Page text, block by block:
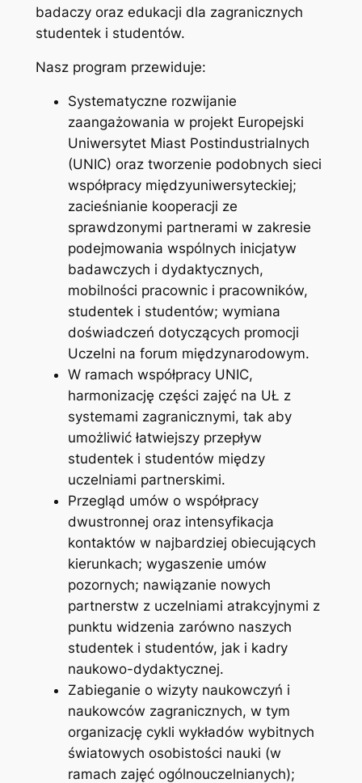
badaczy oraz edukacji dla zagranicznych
studentek i studentów.
Nasz program przewiduje:
Systematyczne rozwijanie
zaangażowania w projekt Europejski
Uniwersytet Miast Postindustrialnych
(UNIC) oraz tworzenie podobnych sieci
współpracy międzyuniwersyteckiej;
zacieśnianie kooperacji ze
sprawdzonymi partnerami w zakresie
podejmowania wspólnych inicjatyw
badawczych i dydaktycznych,
mobilności pracownic i pracowników,
studentek i studentów; wymiana
doświadczeń dotyczących promocji
Uczelni na forum międzynarodowym.
W ramach współpracy UNIC,
harmonizację części zajęć na UŁ z
systemami zagranicznymi, tak aby
umożliwić łatwiejszy przepływ
studentek i studentów między
uczelniami partnerskimi.
Przegląd umów o współpracy
dwustronnej oraz intensyfikacja
kontaktów w najbardziej obiecujących
kierunkach; wygaszenie umów
pozornych; nawiązanie nowych
partnerstw z uczelniami atrakcyjnymi z
punktu widzenia zarówno naszych
studentek i studentów, jak i kadry
naukowo-dydaktycznej.
Zabieganie o wizyty naukowczyń i
naukowców zagranicznych, w tym
organizację cykli wykładów wybitnych
światowych osobistości nauki (w
ramach zajęć ogólnouczelnianych);